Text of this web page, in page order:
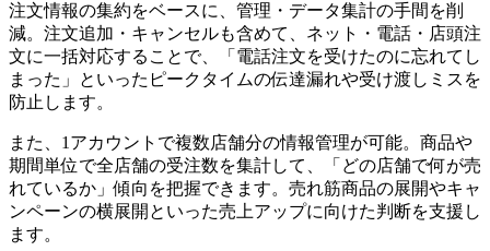
注文情報の集約をベースに、管理・データ集計の手間を削
減。注文追加・キャンセルも含めて、ネット・電話・店頭注
文に一括対応することで、「電話注文を受けたのに忘れてし
まった」といったピークタイムの伝達漏れや受け渡しミスを
防止します。
また、1アカウントで複数店舗分の情報管理が可能。商品や
期間単位で全店舗の受注数を集計して、「どの店舗で何が売
れているか」傾向を把握できます。売れ筋商品の展開やキャ
ンペーンの横展開といった売上アップに向けた判断を支援し
ます。